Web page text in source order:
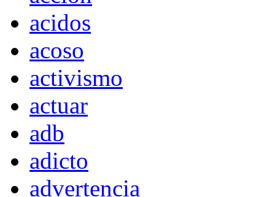
acidos
acoso
activismo
actuar
adb
adicto
advertencia